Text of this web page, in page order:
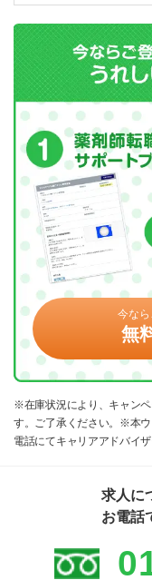
今なら
無
※在庫状況により、キャン
す。ご了承ください。※本
電話にてキャリアアドバイ
求人に
お電話